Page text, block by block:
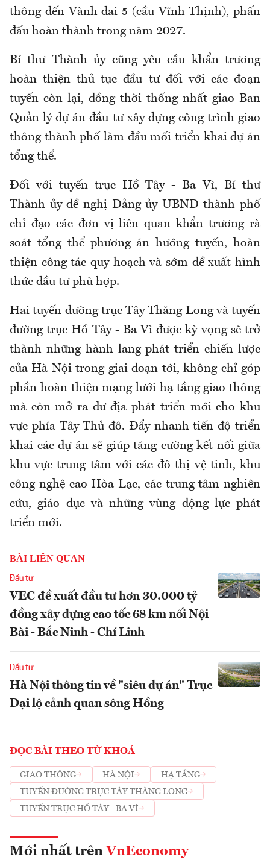
thông đến Vành đai 5 (cầu Vĩnh Thịnh), phấn
đấu hoàn thành trong năm 2027.
Bí thư Thành ủy cũng yêu cầu khẩn trương
hoàn thiện thủ tục đầu tư đối với các đoạn
tuyến còn lại, đồng thời thống nhất giao Ban
Quản lý dự án đầu tư xây dựng công trình giao
thông thành phố làm đầu mối triển khai dự án
tổng thể.
Đối với tuyến trục Hồ Tây - Ba Vì, Bí thư
Thành ủy đề nghị Đảng ủy UBND thành phố
chỉ đạo các đơn vị liên quan khẩn trương rà
soát tổng thể phương án hướng tuyến, hoàn
thiện công tác quy hoạch và sớm đề xuất hình
thức đầu tư phù hợp.
Hai tuyến đường trục Tây Thăng Long và tuyến
đường trục Hồ Tây - Ba Vì được kỳ vọng sẽ trở
thành những hành lang phát triển chiến lược
của Hà Nội trong giai đoạn tới, không chỉ góp
phần hoàn thiện mạng lưới hạ tầng giao thông
mà còn mở ra dư địa phát triển mới cho khu
vực phía Tây Thủ đô. Đẩy nhanh tiến độ triển
khai các dự án sẽ giúp tăng cường kết nối giữa
khu vực trung tâm với các đô thị vệ tinh, khu
công nghệ cao Hòa Lạc, các trung tâm nghiên
cứu, giáo dục và những vùng động lực phát
triển mới.
BÀI LIÊN QUAN
Đầu tư
VEC đề xuất đầu tư hơn 30.000 tỷ
đồng xây dựng cao tốc 68 km nối Nội
Bài - Bắc Ninh - Chí Linh
Đầu tư
Hà Nội thông tin về "siêu dự án" Trục
Đại lộ cảnh quan sông Hồng
ĐỌC BÀI THEO TỪ KHOÁ
GIAO THÔNG HÀ NỘI
HẠ TẦNG
TUYẾN ĐƯỜNG TRỤC TÂY THĂNG LONG
TUYẾN TRỤC HỒ TÂY - BA VÌ
Mới nhất trên VnEconomy